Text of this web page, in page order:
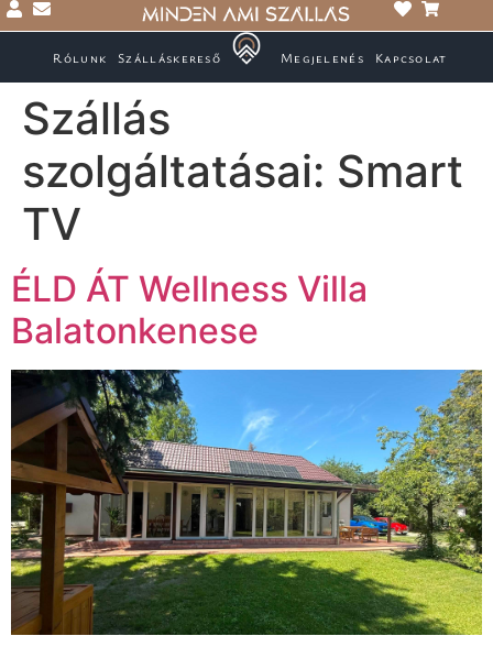
Rólunk Szálláskereső Megjelenés Kapcsolat
Szállás
szolgáltatásai: Smart
TV
ÉLD ÁT Wellness Villa
Balatonkenese